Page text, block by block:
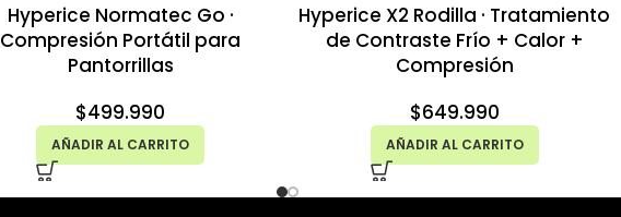
Hyperice Normatec Go ·
Compresión Portátil para
Pantorrillas
$499.990
AÑADIR AL CARRITO
Hyperice X2 Rodilla · Tratamiento
de Contraste Frío + Calor +
Compresión
$649.990
AÑADIR AL CARRITO